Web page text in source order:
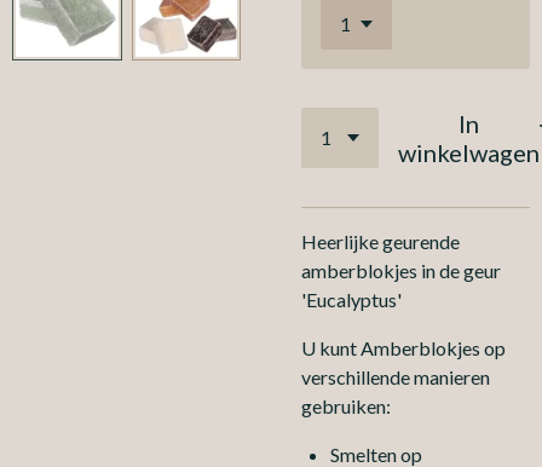
In
winkelwagen
Heerlijke geurende
amberblokjes in de geur
'Eucalyptus'
U kunt Amberblokjes op
verschillende manieren
gebruiken:
Smelten op